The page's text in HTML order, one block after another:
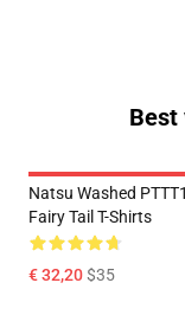
Best
Natsu Washed
Fairy Tail T-Shirts
€ 32,20$35